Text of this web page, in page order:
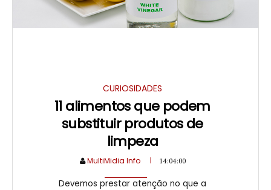
CURIOSIDADES
11 alimentos que podem
substituir produtos de
limpeza
MultiMidia Info 14:04:00
Devemos prestar atenção no que a